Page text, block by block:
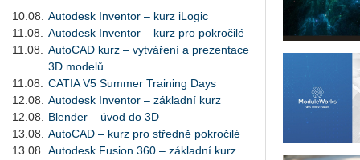
10.08.
Autodesk Inventor – kurz iLogic
11.08.
Autodesk Inventor – kurz pro pokročilé
11.08.
AutoCAD kurz – vytváření a prezentace
3D modelů
11.08.
CATIA V5 Summer Training Days
12.08.
Autodesk Inventor – základní kurz
12.08.
Blender – úvod do 3D
13.08.
AutoCAD – kurz pro středně pokročilé
13.08.
Autodesk Fusion 360 – základní kurz